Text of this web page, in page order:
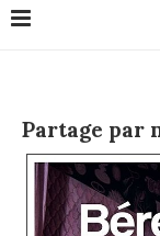
Partage par